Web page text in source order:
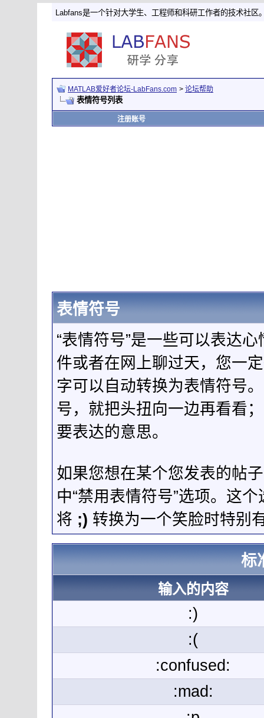
Labfans是一个针对大学生、工程师和科研工作者的技术社区
MATLAB爱好者论坛-LabFans.com > 论坛帮助
表情符号列表
注册账号
表情符号
“表情符号”是一些可以表达
件或者在网上聊过天，您一
字可以自动转换为表情符号
号，就把头扭向一边再看看
要表达的意思。
如果您想在某个您发表的帖
中“禁用表情符号”选项。这
将 ;) 转换为一个笑脸时特别
标
输入的内容
:)
:(
:confused:
:mad: